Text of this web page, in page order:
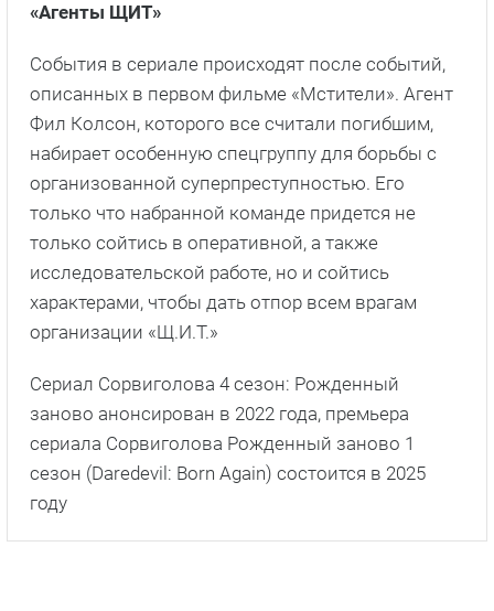
«Агенты ЩИТ»
События в сериале происходят после событий,
описанных в первом фильме «Мстители». Агент
Фил Колсон, которого все считали погибшим,
набирает особенную спецгруппу для борьбы с
организованной суперпреступностью. Его
только что набранной команде придется не
только сойтись в оперативной, а также
исследовательской работе, но и сойтись
характерами, чтобы дать отпор всем врагам
организации «Щ.И.Т.»
Сериал Сорвиголова 4 сезон: Рожденный
заново анонсирован в 2022 года, премьера
сериала Сорвиголова Рожденный заново 1
сезон (Daredevil: Born Again) состоится в 2025
году